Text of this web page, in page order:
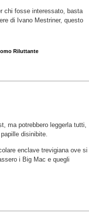
chi fosse interessato, basta
di Ivano Mestriner, questo
Riluttante
ma potrebbero leggerla tutti,
disinibite.
enclave trevigiana ove si
i Big Mac e quegli